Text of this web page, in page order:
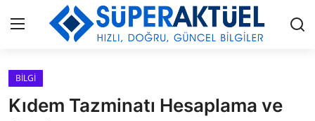
BİLGİ
Kıdem Tazminatı Hesaplama ve